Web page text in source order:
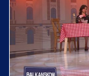
Hrama